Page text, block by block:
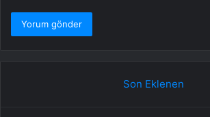
Son Eklenen